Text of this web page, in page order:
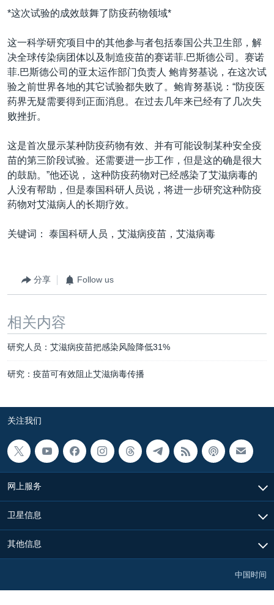
*这次试验的成效鼓舞了防疫药物领域*
这一科学研究项目中的其他参与者包括泰国公共卫生部，解
决全球传染病团体以及制造疫苗的赛诺菲.巴斯德公司。赛诺
菲.巴斯德公司的亚太运作部门负责人 鲍肯努基说，在这次试
验之前世界各地的其它试验都失败了。鲍肯努基说：“防疫医
药界无疑需要得到正面消息。在过去几年来已经有了几次失
败挫折。
这是首次显示某种防疫药物有效、并有可能设制某种安全疫
苗的第三阶段试验。还需要进一步工作，但是这的确是很大
的鼓励。”他还说， 这种防疫药物对已经感染了艾滋病毒的
人没有帮助，但是泰国科研人员说，将进一步研究这种防疫
药物对艾滋病人的长期疗效。
关键词： 泰国科研人员，艾滋病疫苗，艾滋病毒
分享 Follow us
相关内容
研究人员：艾滋病疫苗把感染风险降低31%
研究：疫苗可有效阻止艾滋病毒传播
关注我们
网上服务
卫星信息
其他信息
中国时间